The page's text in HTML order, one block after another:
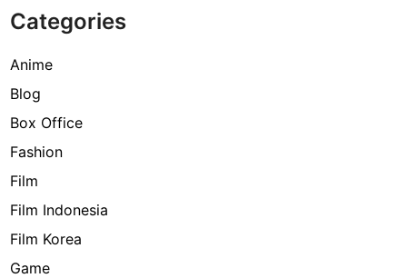
Categories
Anime
Blog
Box Office
Fashion
Film
Film Indonesia
Film Korea
Game